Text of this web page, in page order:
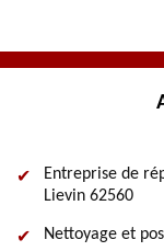
Entreprise de
Lievin 62560
Nettoyage et